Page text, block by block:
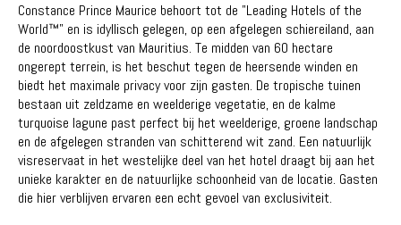
Constance Prince Maurice behoort tot de "Leading Hotels of the
World™" en is idyllisch gelegen, op een afgelegen schiereiland, aan
de noordoostkust van Mauritius. Te midden van 60 hectare
ongerept terrein, is het beschut tegen de heersende winden en
biedt het maximale privacy voor zijn gasten. De tropische tuinen
bestaan ​​uit zeldzame en weelderige vegetatie, en de kalme
turquoise lagune past perfect bij het weelderige, groene landschap
en de afgelegen stranden van schitterend wit zand. Een natuurlijk
visreservaat in het westelijke deel van het hotel draagt ​​bij aan het
unieke karakter en de natuurlijke schoonheid van de locatie. Gasten
die hier verblijven ervaren een echt gevoel van exclusiviteit.